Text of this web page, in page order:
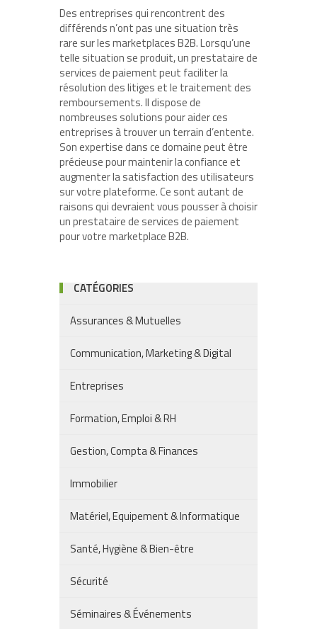
Des entreprises qui rencontrent des
différends n’ont pas une situation très
rare sur les marketplaces B2B. Lorsqu’une
telle situation se produit, un prestataire de
services de paiement peut faciliter la
résolution des litiges et le traitement des
remboursements. Il dispose de
nombreuses solutions pour aider ces
entreprises à trouver un terrain d’entente.
Son expertise dans ce domaine peut être
précieuse pour maintenir la confiance et
augmenter la satisfaction des utilisateurs
sur votre plateforme. Ce sont autant de
raisons qui devraient vous pousser à choisir
un prestataire de services de paiement
pour votre marketplace B2B.
CATÉGORIES
Assurances & Mutuelles
Communication, Marketing & Digital
Entreprises
Formation, Emploi & RH
Gestion, Compta & Finances
Immobilier
Matériel, Equipement & Informatique
Santé, Hygiène & Bien-être
Sécurité
Séminaires & Événements